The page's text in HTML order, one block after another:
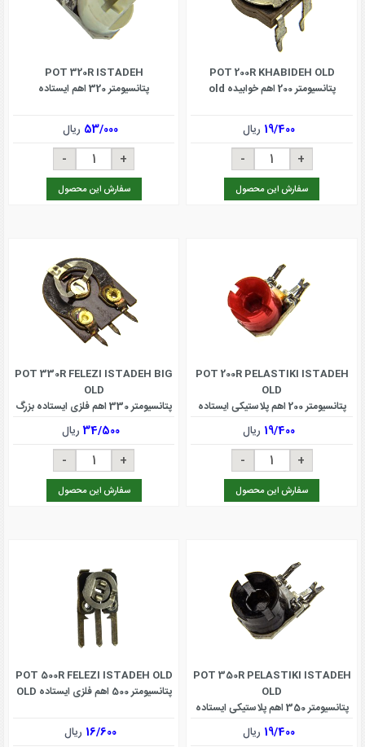
POT 200R KHABIDEH OLD
پتانسیومتر 200 اهم خوابیده old
19/400 ریال
سفارش این محصول
POT 320R ISTADEH
پتانسیومتر 320 اهم ایستاده
53/000 ریال
سفارش این محصول
POT 200R PELASTIKI ISTADEH
OLD
پتانسیومتر 200 اهم پلاستیکی ایستاده
OLD
19/400 ریال
سفارش این محصول
POT 330R FELEZI ISTADEH BIG
OLD
پتانسیومتر 330 اهم فلزی ایستاده بزرگ
OLD
34/500ریال
سفارش این محصول
POT 350R PELASTIKI ISTADEH
OLD
پتانسیومتر 350 اهم پلاستیکی ایستاده
OLD
19/400 ریال
POT 500R FELEZI ISTADEH OLD
پتانسیومتر 500 اهم فلزی ایستاده OLD
16/600 ریال